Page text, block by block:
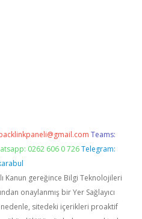
Teams:
0262 606 0 726 Telegram:
Kanun gereğince Bilgi Teknolojileri
onaylanmış bir Yer Sağlayıcı
sitedeki içerikleri proaktif